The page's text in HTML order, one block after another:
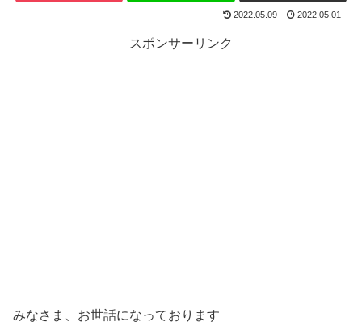
2022.05.09 2022.05.01
スポンサーリンク
みなさま、お世話になっております